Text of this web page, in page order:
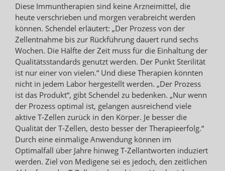
Diese Immuntherapien sind keine Arzneimittel, die
heute verschrieben und morgen verabreicht werden
können. Schendel erläutert: „Der Prozess von der
Zellentnahme bis zur Rückführung dauert rund sechs
Wochen. Die Hälfte der Zeit muss für die Einhaltung der
Qualitätsstandards genutzt werden. Der Punkt Sterilität
ist nur einer von vielen.“ Und diese Therapien könnten
nicht in jedem Labor hergestellt werden. „Der Prozess
ist das Produkt“, gibt Schendel zu bedenken. „Nur wenn
der Prozess optimal ist, gelangen ausreichend viele
aktive T-Zellen zurück in den Körper. Je besser die
Qualität der T-Zellen, desto besser der Therapieerfolg.“
Durch eine einmalige Anwendung können im
Optimalfall über Jahre hinweg T-Zellantworten induziert
werden. Ziel von Medigene sei es jedoch, den zeitlichen